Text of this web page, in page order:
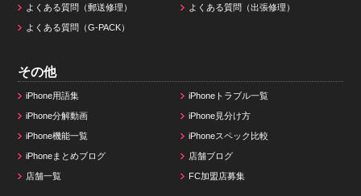
よくある質問（郵送修理） よくある質問（出張修理）
よくある質問（G-PACK）
その他
iPhone用語集 iPhoneトラブル一覧
iPhone分解動画 iPhone見分け方
iPhone機能一覧 iPhoneスペック比較
iPhoneまとめブログ 店舗ブログ
店舗一覧 FC加盟店募集